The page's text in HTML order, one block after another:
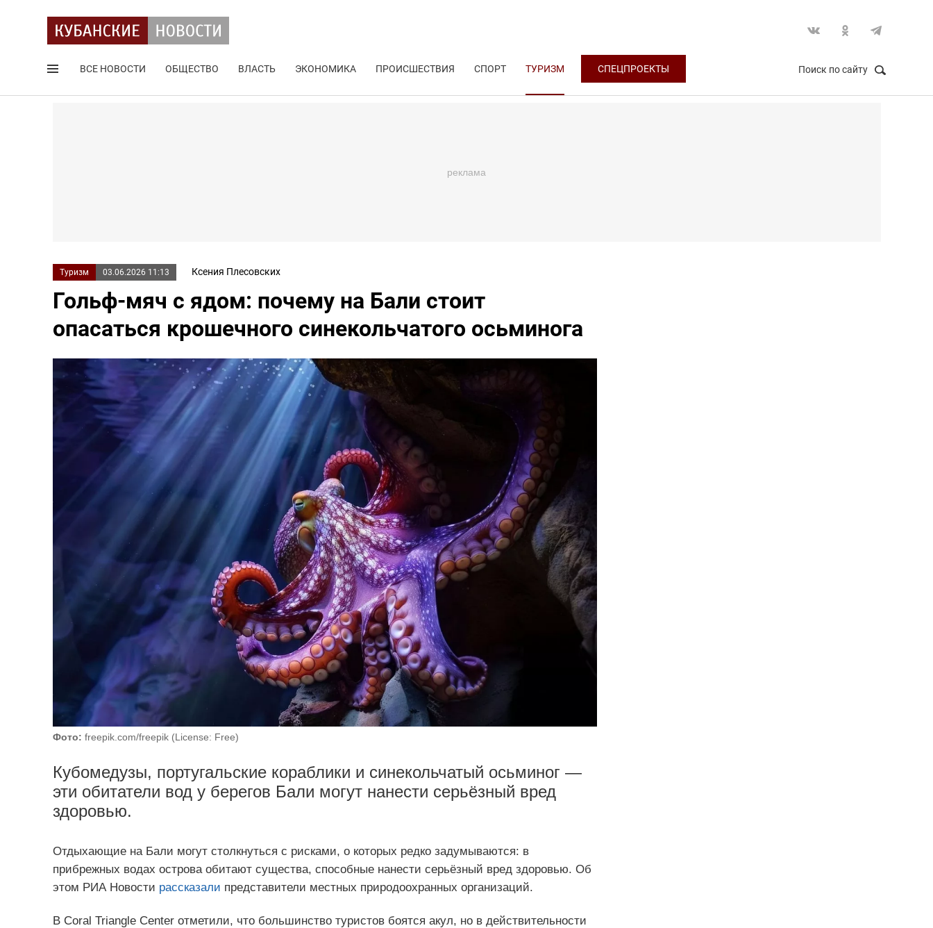
ВСЕ НОВОСТИ ОБЩЕСТВО ВЛАСТЬ ЭКОНОМИКА ПРОИСШЕСТВИЯ СПОРТ ТУРИЗМ СПЕЦПРОЕКТЫ Поиск по сайту
Туризм 03.06.2026 11:13 Ксения Плесовских
Гольф-мяч с ядом: почему на Бали стоит
опасаться крошечного синекольчатого осьминога
Фото: freepik.com/freepik (License: Free)
Кубомедузы, португальские кораблики и синекольчатый осьминог —
эти обитатели вод у берегов Бали могут нанести серьёзный вред
здоровью.
Отдыхающие на Бали могут столкнуться с рисками, о которых редко задумываются: в
прибрежных водах острова обитают существа, способные нанести серьёзный вред здоровью. Об
этом РИА Новости рассказали представители местных природоохранных организаций.
В Coral Triangle Center отметили, что большинство туристов боятся акул, но в действительности